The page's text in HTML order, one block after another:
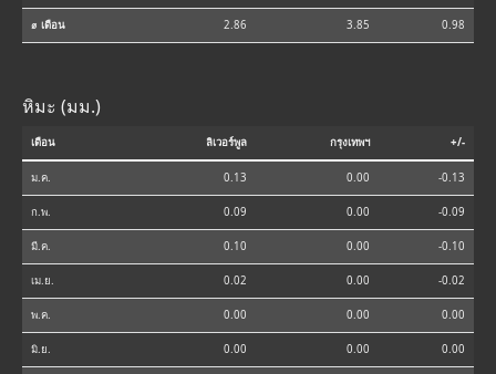
⌀ เดือน 2.86 3.85 0.98
หิมะ (มม.)
เดือน ลิเวอร์พูล กรุงเทพฯ +/-
ม.ค. 0.13 0.00 -0.13
ก.พ. 0.09 0.00 -0.09
มี.ค. 0.10 0.00 -0.10
เม.ย. 0.02 0.00 -0.02
พ.ค. 0.00 0.00 0.00
มิ.ย. 0.00 0.00 0.00